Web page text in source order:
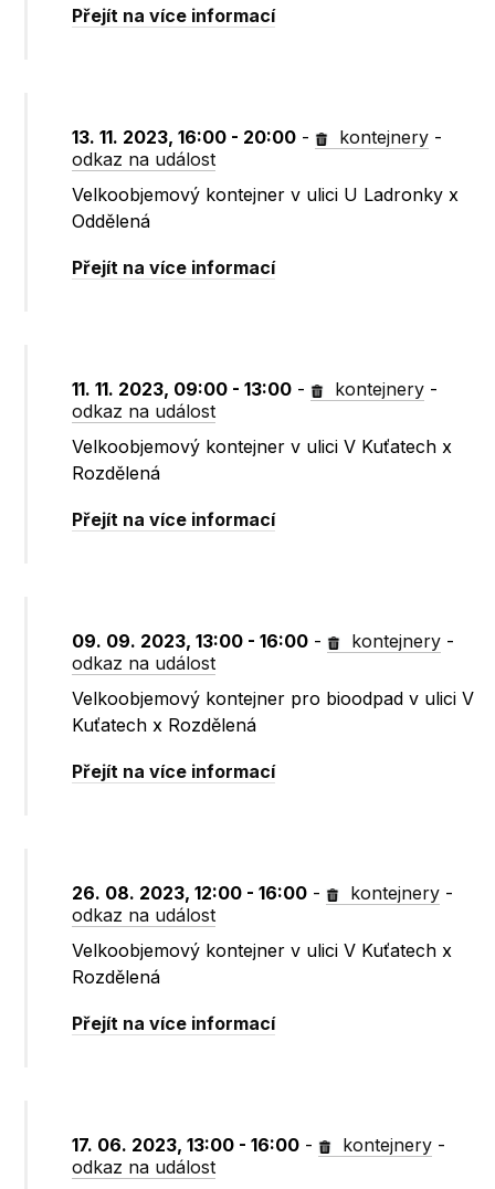
Přejít na více informací
13. 11. 2023, 16:00 - 20:00 - kontejnery -
odkaz na událost
Velkoobjemový kontejner v ulici U Ladronky x
Oddělená
Přejít na více informací
11. 11. 2023, 09:00 - 13:00 - kontejnery -
odkaz na událost
Velkoobjemový kontejner v ulici V Kuťatech x
Rozdělená
Přejít na více informací
09. 09. 2023, 13:00 - 16:00 - kontejnery -
odkaz na událost
Velkoobjemový kontejner pro bioodpad v ulici V
Kuťatech x Rozdělená
Přejít na více informací
26. 08. 2023, 12:00 - 16:00 - kontejnery -
odkaz na událost
Velkoobjemový kontejner v ulici V Kuťatech x
Rozdělená
Přejít na více informací
17. 06. 2023, 13:00 - 16:00 - kontejnery -
odkaz na událost